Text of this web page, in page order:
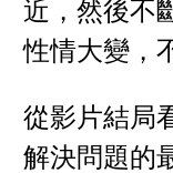
近，然後不
性情大變，
從影片結局
解決問題的